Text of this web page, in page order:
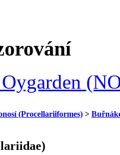
(Procellariiformes) >